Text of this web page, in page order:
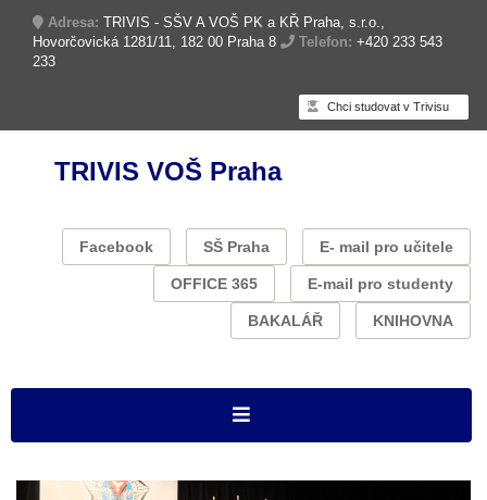
Adresa: TRIVIS - SŠV A VOŠ PK a KŘ Praha, s.r.o.,
Hovorčovická 1281/11, 182 00 Praha 8
Telefon: +420 233 543
233
Chci studovat v Trivisu
TRIVIS VOŠ Praha
Facebook SŠ Praha E- mail pro učitele
OFFICE 365 E-mail pro studenty
BAKALÁŘ KNIHOVNA